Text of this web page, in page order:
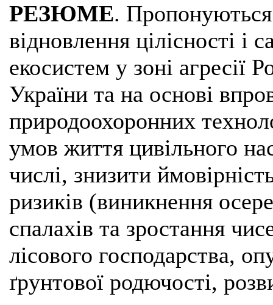
РЕЗЮМЕ. Пропонуються
відновлення цілісності і
екосистем у зоні агресії
України та на основі
природоохоронних
умов життя цивільного
числі, знизити
ризиків (виникнення
спалахів та зростання
лісового господарства,
ґрунтової родючості,